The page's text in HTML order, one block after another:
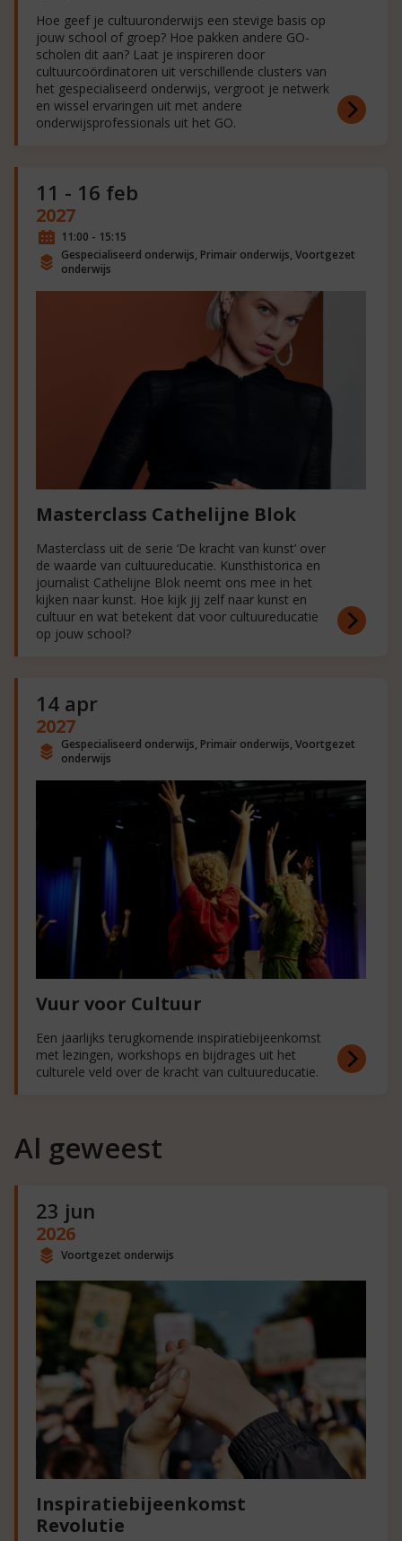
Hoe geef je cultuuronderwijs een stevige basis op
jouw school of groep? Hoe pakken andere GO-
scholen dit aan? Laat je inspireren door
cultuurcoördinatoren uit verschillende clusters van
het gespecialiseerd onderwijs, vergroot je netwerk
en wissel ervaringen uit met andere
onderwijsprofessionals uit het GO.
11 - 16 feb
2027
11:00 - 15:15
Gespecialiseerd onderwijs, Primair onderwijs, Voortgezet
onderwijs
Masterclass Cathelijne Blok
Masterclass uit de serie ‘De kracht van kunst’ over
de waarde van cultuureducatie. Kunsthistorica en
journalist Cathelijne Blok neemt ons mee in het
kijken naar kunst. Hoe kijk jij zelf naar kunst en
cultuur en wat betekent dat voor cultuureducatie
op jouw school?
14 apr
2027
Gespecialiseerd onderwijs, Primair onderwijs, Voortgezet
onderwijs
Vuur voor Cultuur
Een jaarlijks terugkomende inspiratiebijeenkomst
met lezingen, workshops en bijdrages uit het
culturele veld over de kracht van cultuureducatie.
Al geweest
23 jun
2026
Voortgezet onderwijs
Inspiratiebijeenkomst
Revolutie